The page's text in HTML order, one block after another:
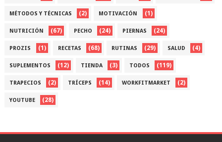
MÉTODOS Y TÉCNICAS (2) MOTIVACIÓN (1)
NUTRICIÓN (67) PECHO (24) PIERNAS (24)
PROZIS (1) RECETAS (68) RUTINAS (29) SALUD (4)
SUPLEMENTOS (12) TIENDA (3) TODOS (119)
TRAPECIOS (2) TRÍCEPS (14) WORKFITMARKET (2)
YOUTUBE (28)